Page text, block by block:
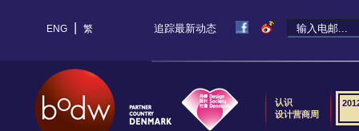
ENG| 繁 追踪最新动态
认识
设计营商周